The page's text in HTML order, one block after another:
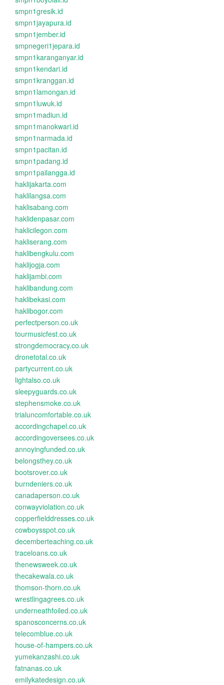
smpn1gresik.id
smpn1jayapura.id
smpn1jember.id
smpnegeri1jepara.id
smpn1karanganyar.id
smpn1kendari.id
smpn1kranggan.id
smpn1lamongan.id
smpn1luwuk.id
smpn1madiun.id
smpn1manokwari.id
smpn1narmada.id
smpn1pacitan.id
smpn1padang.id
smpn1pailangga.id
haklijakarta.com
haklilangsa.com
haklisabang.com
haklidenpasar.com
haklicilegon.com
hakliserang.com
haklibengkulu.com
haklijogja.com
haklijambi.com
haklibandung.com
haklibekasi.com
haklibogor.com
perfectperson.co.uk
tourmusicfest.co.uk
strongdemocracy.co.uk
dronetotal.co.uk
partycurrent.co.uk
lightalso.co.uk
sleepyguards.co.uk
stephensmoke.co.uk
trialuncomfortable.co.uk
accordingchapel.co.uk
accordingoversees.co.uk
annoyingfunded.co.uk
belongsthey.co.uk
bootsrover.co.uk
burndeniers.co.uk
canadaperson.co.uk
conwayviolation.co.uk
copperfielddresses.co.uk
cowboysspot.co.uk
decemberteaching.co.uk
traceloans.co.uk
thenewsweek.co.uk
thecakewala.co.uk
thomson-thorn.co.uk
wrestlingagrees.co.uk
underneathfoiled.co.uk
spanosconcerns.co.uk
telecomblue.co.uk
house-of-hampers.co.uk
yumekanzashi.co.uk
fatnanas.co.uk
emilykatedesign.co.uk